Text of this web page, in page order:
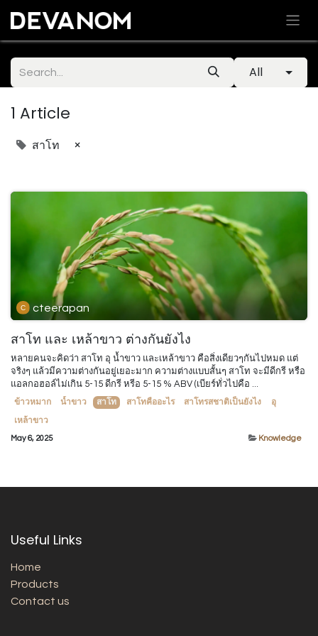
All
1 Article
สาโท ×
cteerapan
สาโท และ เหล้าขาว ต่างกันยังไง
หลายคนจะคิดว่า สาโท อุ น้ำขาว และเหล้าขาว คือสิ่งเดียวๆกันไปหมด แต่
จริงๆ แล้วมีความต่างกันอยู่เยอะมาก ความต่างแบบสั้นๆ สาโท จะมีดีกรี หรือ
แอลกอฮอล์ไม่เกิน 5-15 ดีกรี หรีอ 5-15 % ABV (เบียร์ทั่วไปคือ ...
ข้าวหมาก น้ำขาว สาโท สาโทคืออะไร สาโทรสชาติเป็นยังไง
อุ
เหล้าขาว
May 6, 2025 Knowledge
Useful Links
Home
Products
Contact us